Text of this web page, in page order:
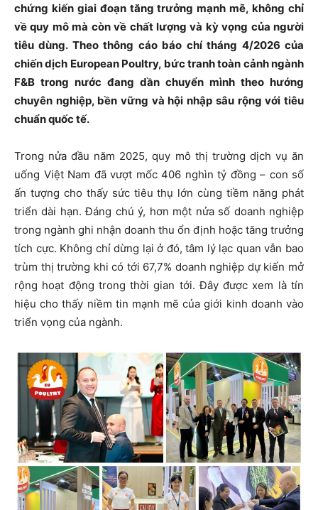
chứng kiến giai đoạn tăng trưởng mạnh mẽ, không chỉ
về quy mô mà còn về chất lượng và kỳ vọng của người
tiêu dùng. Theo thông cáo báo chí tháng 4/2026 của
chiến dịch European Poultry, bức tranh toàn cảnh ngành
F&B trong nước đang dần chuyển mình theo hướng
chuyên nghiệp, bền vững và hội nhập sâu rộng với tiêu
chuẩn quốc tế.
Trong nửa đầu năm 2025, quy mô thị trường dịch vụ ăn
uống Việt Nam đã vượt mốc 406 nghìn tỷ đồng – con số
ấn tượng cho thấy sức tiêu thụ lớn cùng tiềm năng phát
triển dài hạn. Đáng chú ý, hơn một nửa số doanh nghiệp
trong ngành ghi nhận doanh thu ổn định hoặc tăng trưởng
tích cực. Không chỉ dừng lại ở đó, tâm lý lạc quan vẫn bao
trùm thị trường khi có tới 67,7% doanh nghiệp dự kiến mở
rộng hoạt động trong thời gian tới. Đây được xem là tín
hiệu cho thấy niềm tin mạnh mẽ của giới kinh doanh vào
triển vọng của ngành.